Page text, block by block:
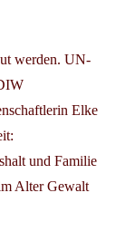
werden. UN-
Elke
und Familie
Alter Gewalt